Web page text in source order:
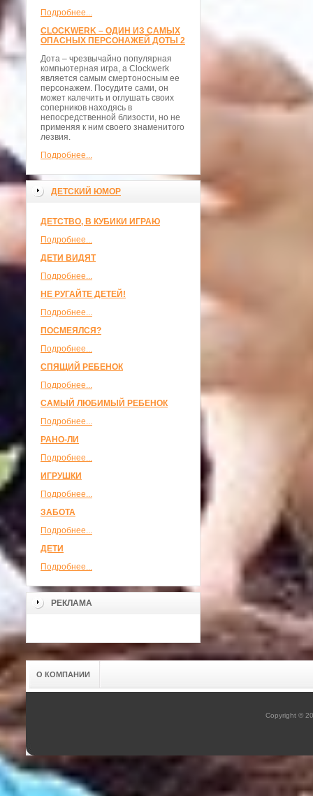
Подробнее...
CLOCKWERK – ОДИН ИЗ САМЫХ
ОПАСНЫХ ПЕРСОНАЖЕЙ ДОТЫ 2
Дота – чрезвычайно популярная
компьютерная игра, а Clockwerk
является самым смертоносным ее
персонажем. Посудите сами, он
может калечить и оглушать своих
соперников находясь в
непосредственной близости, но не
применяя к ним своего знаменитого
лезвия.
Подробнее...
ДЕТСКИЙ ЮМОР
ДЕТСТВО, В КУБИКИ ИГРАЮ
Подробнее...
ДЕТИ ВИДЯТ
Подробнее...
НЕ РУГАЙТЕ ДЕТЕЙ!
Подробнее...
ПОСМЕЯЛСЯ?
Подробнее...
СПЯЩИЙ РЕБЕНОК
Подробнее...
САМЫЙ ЛЮБИМЫЙ РЕБЕНОК
Подробнее...
РАНО-ЛИ
Подробнее...
ИГРУШКИ
Подробнее...
ЗАБОТА
Подробнее...
ДЕТИ
Подробнее...
РЕКЛАМА
О КОМПАНИИ
Copyright ©